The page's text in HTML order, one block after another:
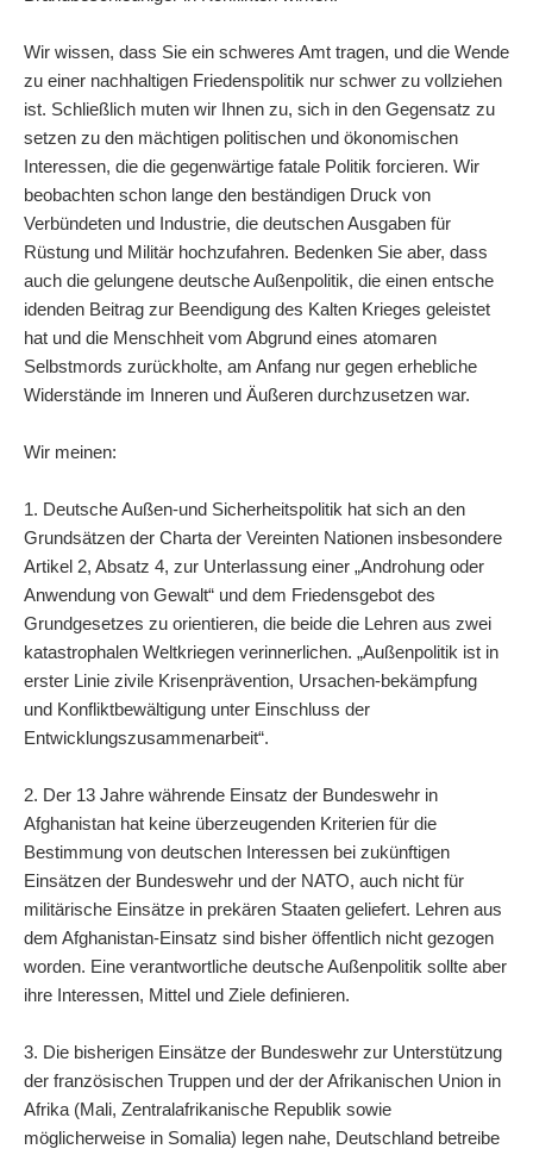
Wir wissen, dass Sie ein schweres Amt tragen, und die Wende
zu einer nachhaltigen Friedenspolitik nur schwer zu vollziehen
ist. Schließlich muten wir Ihnen zu, sich in den Gegensatz zu
setzen zu den mächtigen politischen und ökonomischen
Interessen, die die gegenwärtige fatale Politik forcieren. Wir
beobachten schon lange den beständigen Druck von
Verbündeten und Industrie, die deutschen Ausgaben für
Rüstung und Militär hochzufahren. Bedenken Sie aber, dass
auch die gelungene deutsche Außenpolitik, die einen entsche
idenden Beitrag zur Beendigung des Kalten Krieges geleistet
hat und die Menschheit vom Abgrund eines atomaren
Selbstmords zurückholte, am Anfang nur gegen erhebliche
Widerstände im Inneren und Äußeren durchzusetzen war.
Wir meinen:
1. Deutsche Außen-und Sicherheitspolitik hat sich an den
Grundsätzen der Charta der Vereinten Nationen insbesondere
Artikel 2, Absatz 4, zur Unterlassung einer „Androhung oder
Anwendung von Gewalt“ und dem Friedensgebot des
Grundgesetzes zu orientieren, die beide die Lehren aus zwei
katastrophalen Weltkriegen verinnerlichen. „Außenpolitik ist in
erster Linie zivile Krisenprävention, Ursachen-bekämpfung
und Konfliktbewältigung unter Einschluss der
Entwicklungszusammenarbeit“.
2. Der 13 Jahre währende Einsatz der Bundeswehr in
Afghanistan hat keine überzeugenden Kriterien für die
Bestimmung von deutschen Interessen bei zukünftigen
Einsätzen der Bundeswehr und der NATO, auch nicht für
militärische Einsätze in prekären Staaten geliefert. Lehren aus
dem Afghanistan-Einsatz sind bisher öffentlich nicht gezogen
worden. Eine verantwortliche deutsche Außenpolitik sollte aber
ihre Interessen, Mittel und Ziele definieren.
3. Die bisherigen Einsätze der Bundeswehr zur Unterstützung
der französischen Truppen und der der Afrikanischen Union in
Afrika (Mali, Zentralafrikanische Republik sowie
möglicherweise in Somalia) legen nahe, Deutschland betreibe